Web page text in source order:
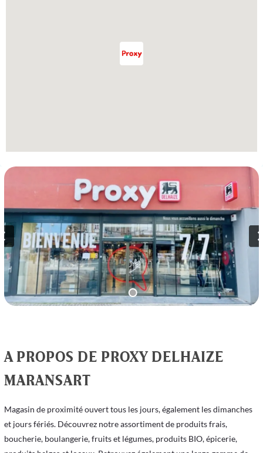
A PROPOS DE PROXY DELHAIZE
MARANSART
Magasin de proximité ouvert tous les jours, également les dimanches
et jours fériés. Découvrez notre assortiment de produits frais,
boucherie, boulangerie, fruits et légumes, produits BIO, épicerie,